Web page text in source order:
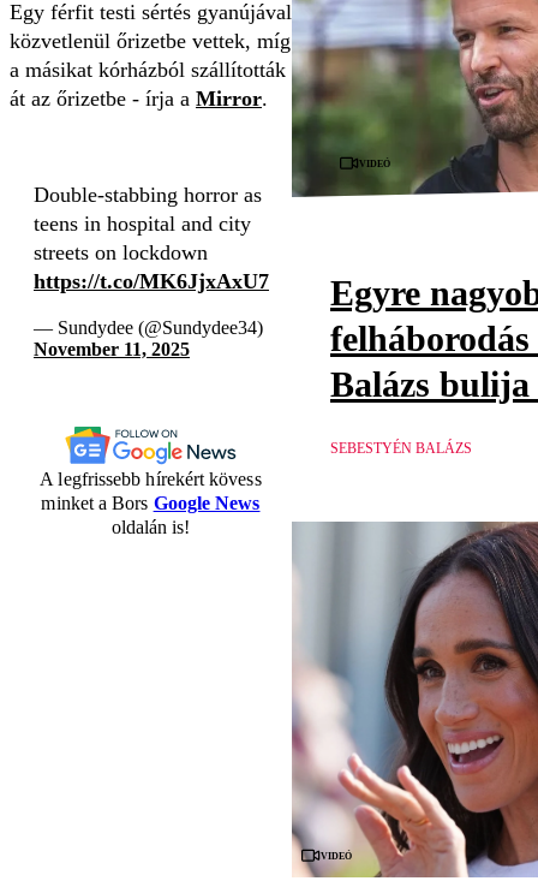
Egy férfit testi sértés gyanújával
közvetlenül őrizetbe vettek, míg
a másikat kórházból szállították
át az őrizetbe - írja a Mirror.
Double-stabbing horror as
teens in hospital and city
streets on lockdown
https://t.co/MK6JjxAxU7
— Sundydee (@Sundydee34)
November 11, 2025
A legfrissebb hírekért kövess
minket a Bors Google News
oldalán is!
Videó
Egyre
felháborodás
Balázs
SEBESTYÉN BALÁZS
Videó